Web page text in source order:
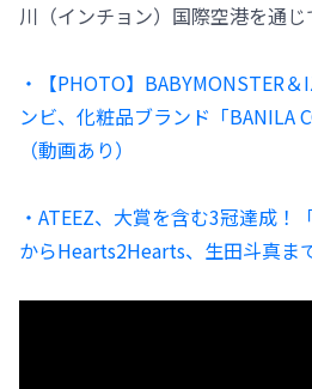
川（インチョン）国際空港を通じ
・【PHOTO】BABYMONSTER
ンビ、化粧品ブランド「BANILA
（動画あり）
・ATEEZ、大賞を含む3冠達成！
からHearts2Hearts、生田斗真ま